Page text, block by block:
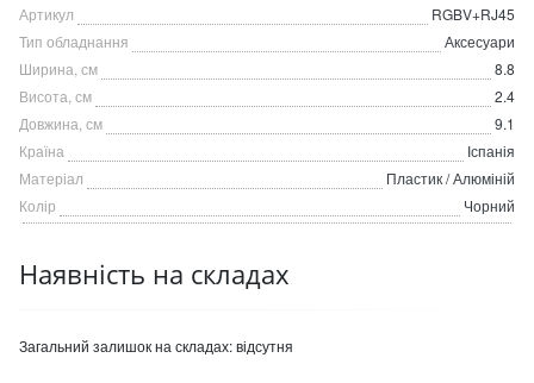
Артикул
RGBV+RJ45
Тип обладнання
Аксесуари
Ширина, см
8.8
Висота, см
2.4
Довжина, см
9.1
Країна
Іспанія
Матеріал
Пластик / Алюміній
Колір
Чорний
Наявність на складах
Загальний залишок на складах:відсутня